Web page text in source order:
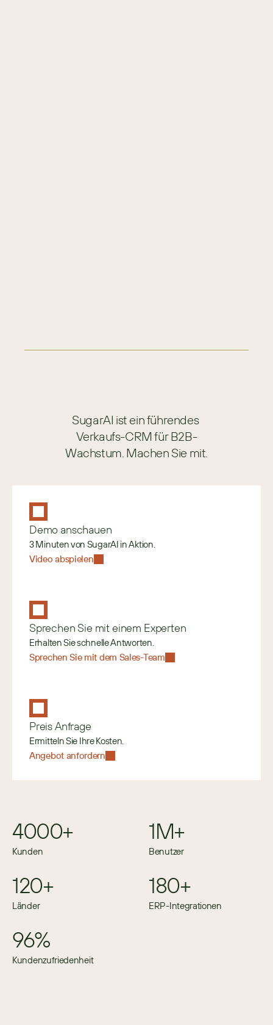
SugarAI ist ein führendes
Verkaufs-CRM für B2B-
Wachstum. Machen Sie mit.
Demo anschauen
3 Minuten von SugarAI in Aktion.
Video abspielen
Sprechen Sie mit einem Experten
Erhalten Sie schnelle Antworten.
Sprechen Sie mit dem Sales-Team
Preis Anfrage
Ermitteln Sie Ihre Kosten.
Angebot anfordern
4000+
Kunden
1M+
Benutzer
120+
Länder
180+
ERP-Integrationen
96%
Kundenzufriedenheit